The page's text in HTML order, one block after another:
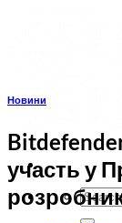
Новини
участь у